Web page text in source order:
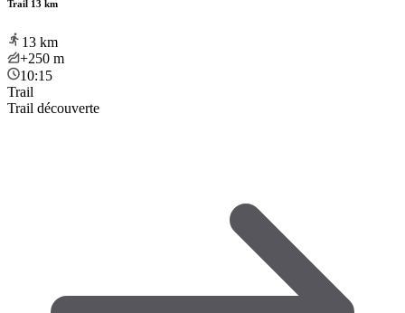
Trail 13 km
13 km
+250 m
10:15
Trail
Trail découverte